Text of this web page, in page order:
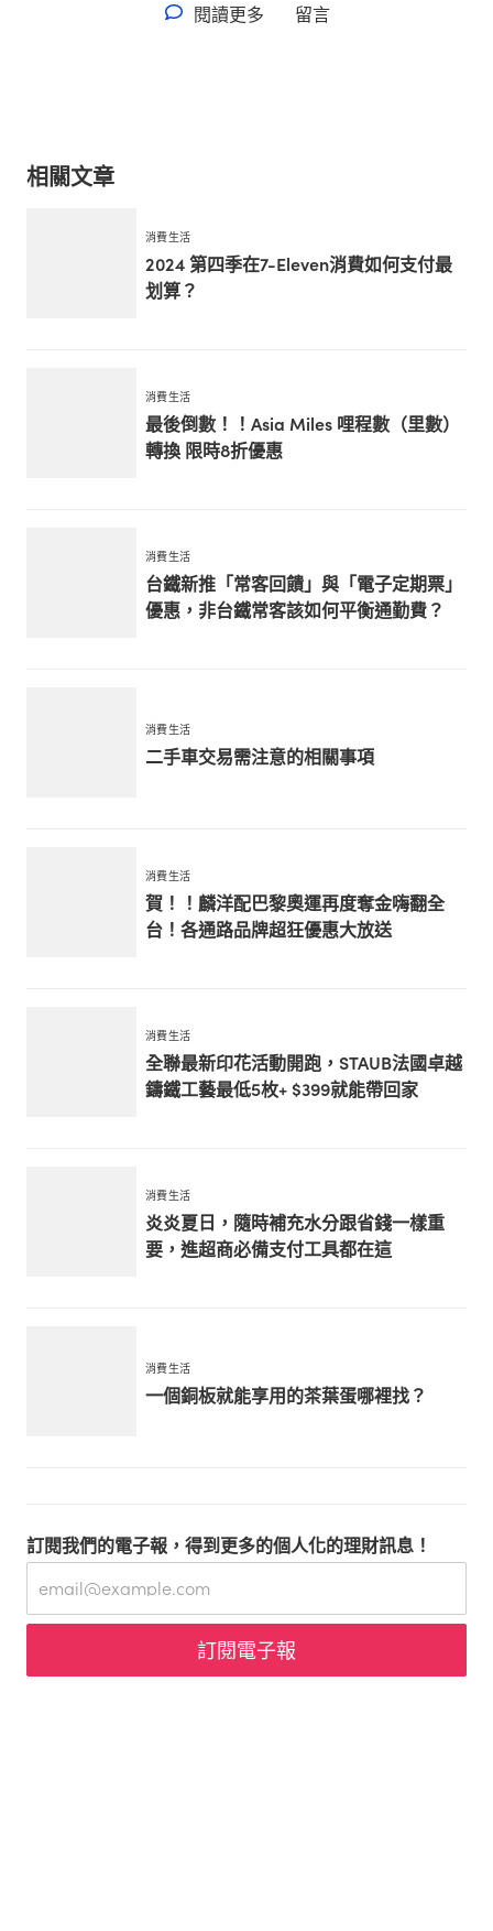
閱讀更多 留言
相關文章
消費生活
2024 第四季在7-Eleven消費如何支付最
划算？
消費生活
最後倒數！！Asia Miles 哩程數（里數）
轉換 限時8折優惠
消費生活
台鐵新推「常客回饋」與「電子定期票」
優惠，非台鐵常客該如何平衡通勤費？
消費生活
二手車交易需注意的相關事項
消費生活
賀！！麟洋配巴黎奧運再度奪金嗨翻全
台！各通路品牌超狂優惠大放送
消費生活
全聯最新印花活動開跑，STAUB法國卓越
鑄鐵工藝最低5枚+ $399就能帶回家
消費生活
炎炎夏日，隨時補充水分跟省錢一樣重
要，進超商必備支付工具都在這
消費生活
一個銅板就能享用的茶葉蛋哪裡找？
訂閱我們的電子報，得到更多的個人化的理財訊息！